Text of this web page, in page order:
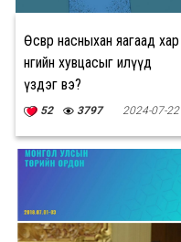
Өсвөр насныхан яагаад хар
өнгийн хувцасыг илүүд
үздэг вэ?
52 3797 2024-07-22